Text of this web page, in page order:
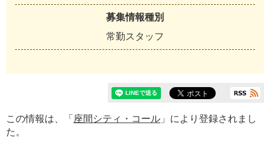
募集情報種別
常勤スタッフ
この情報は、「 座間シティ・コール 」により登録されまし
た。